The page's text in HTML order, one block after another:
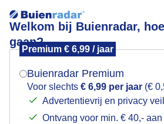
Welkom bij Buienradar,
gaan?
Premium € 6,99 / jaar
Buienradar Premium
Voor slechts € 6,99 per jaar (€
Advertentievrij en privacy
Ontvang voor min. € 40,-
prachtig lenteweer
Mogen we je locatie
Indien je hier nog geen akkoord